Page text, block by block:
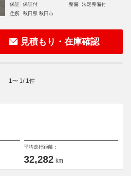
保証
保証付 整備
法定整備付
住所
秋田県 秋田市
見積もり・在庫確認
1 〜 1 / 1 件
平均走行距離：
32,282 km